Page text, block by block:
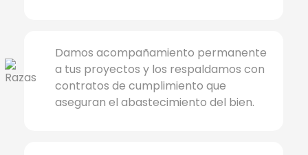
Damos acompañamiento permanente
a tus proyectos y los respaldamos con
contratos de cumplimiento que
aseguran el abastecimiento del bien.